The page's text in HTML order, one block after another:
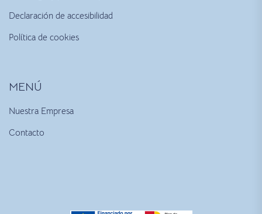
Declaración de accesibilidad
Política de cookies
MENÚ
Nuestra Empresa
Contacto